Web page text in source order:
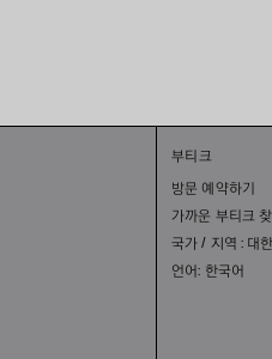
부티크
방문 예약하기
가까운 부티크
국가 / 지역 : 대
언어: 한국어